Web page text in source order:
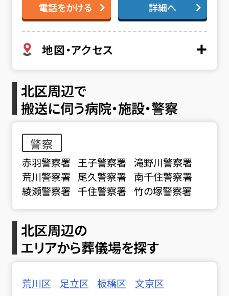
電話をかける 詳細へ
地図・アクセス
北区周辺で
搬送に伺う病院・施設・警察
警察
赤羽警察署 王子警察署
滝野川警察署
荒川警察署 尾久警察署
南千住警察署
綾瀬警察署 千住警察署 竹の塚警察署
北区周辺の
エリアから葬儀場を探す
荒川区 足立区 板橋区
文京区